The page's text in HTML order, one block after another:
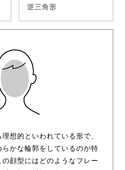
逆三角形
想的といわれている形で、
らかな輪郭をしているのが特
顔型にはどのようなフレー